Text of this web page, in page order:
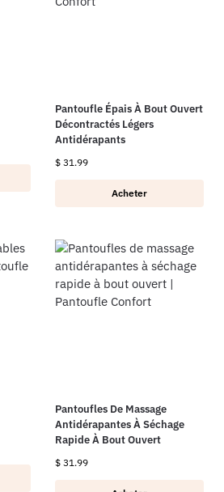
Pantoufle Épais À Bout Ouvert
Décontractés Légers
Antidérapants
$ 31.99
Acheter
Pantoufles De Massage
Antidérapantes À Séchage
Rapide À Bout Ouvert
$ 31.99